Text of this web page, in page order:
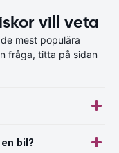
vill veta
mest populära
fråga, titta på sidan
bil?